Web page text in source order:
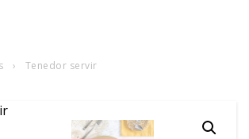
› Tenedor servir